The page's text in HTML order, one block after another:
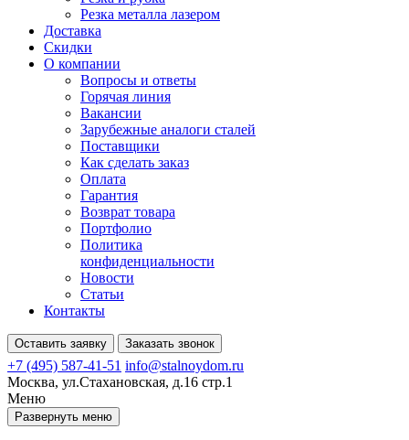
Резка металла лазером
Доставка
Скидки
О компании
Вопросы и ответы
Горячая линия
Вакансии
Зарубежные аналоги сталей
Поставщики
Как сделать заказ
Оплата
Гарантия
Возврат товара
Портфолио
Политика
конфиденциальности
Новости
Статьи
Контакты
Оставить заявку Заказать звонок
+7 (495) 587-41-51 info@stalnoydom.ru
Москва, ул.Стахановская, д.16 стр.1
Меню
Развернуть меню